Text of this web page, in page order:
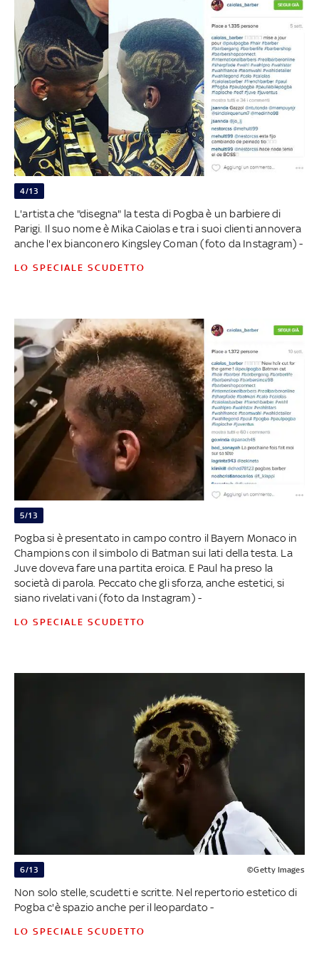
4/13
L'artista che "disegna" la testa di Pogba è un barbiere di
Parigi. Il suo nome è Mika Caiolas e tra i suoi clienti annovera
anche l'ex bianconero Kingsley Coman (foto da Instagram) -
LO SPECIALE SCUDETTO
5/13
Pogba si è presentato in campo contro il Bayern Monaco in
Champions con il simbolo di Batman sui lati della testa. La
Juve doveva fare una partita eroica. E Paul ha preso la
società di parola. Peccato che gli sforza, anche estetici, si
siano rivelati vani (foto da Instagram) -
LO SPECIALE SCUDETTO
6/13 ©Getty Images
Non solo stelle, scudetti e scritte. Nel repertorio estetico di
Pogba c'è spazio anche per il leopardato -
LO SPECIALE SCUDETTO